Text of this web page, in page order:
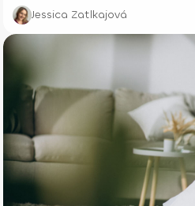
Jessica Zatlkajová